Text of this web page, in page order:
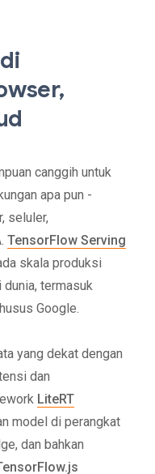
canggih untuk
apa pun -
seluler,
TensorFlow Serving
skala produksi
termasuk
Google.
yang dekat dengan
dan
LiteRT
model di perangkat
dan bahkan